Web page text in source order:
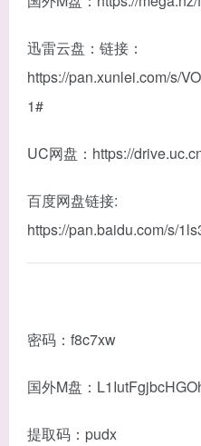
迅雷云盘：链接：
https://pan.xunlei.com/s/
1#
UC网盘：https://
百度网盘链接:
https://pan.baidu.com/s/
密码：f8c7xw
国外M盘：
提取码：pudx